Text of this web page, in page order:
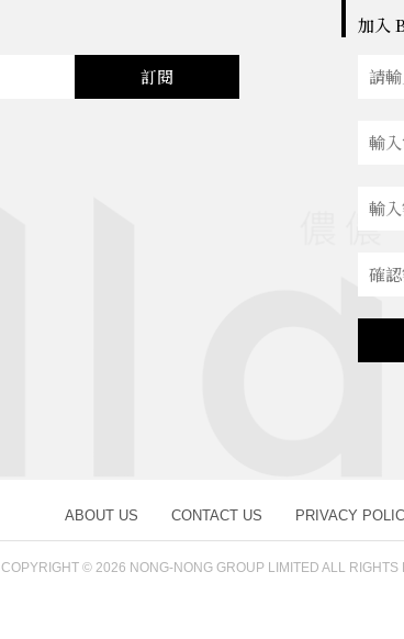
訂閱
加入
ABOUT US CONTACT US PRIVACY
COPYRIGHT © 2026 NONG-NONG GROUP LIMITED ALL RIGHTS